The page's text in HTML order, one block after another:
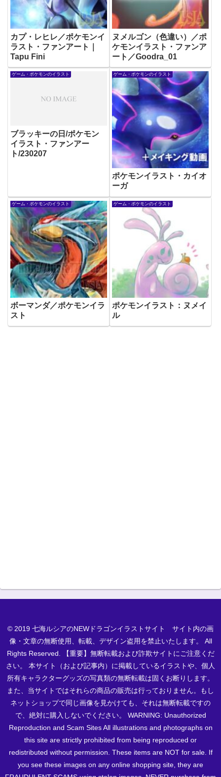
カプ・レヒレ／ポケモンイ
ラスト・ファンアート｜
Tapu Fini
ヌメルゴン（色違い）／ポ
ケモンイラスト・ファンア
ート／Goodra_01
ゲーム・ポケモンのイラスト
ブラッキーの日/ポケモン
イラスト・ファンアー
ト/230207
ゲーム・ポケモンのイラスト
ポケモンイラスト・カイオ
ーガ
ゲーム・ポケモンのイラスト
ボーマンダ／ポケモンイラ
スト
ゲーム・ポケモンのイラスト
ポケモンイラスト：ヌメイ
ル
© 2019 七海ルシアのNEWドラゴンイラストサイト サイト内の画
像・文章の無断使用、転載、デザイン盗用を禁止いたします。 All
Rights Reserved. 【重要】無断転載および詐欺サイトにご注意くだ
さい。 本サイト（および記事内）に掲載しているイラストや、個人
所有キャラクターグッズの写真類の無断転載は固くお断りします。
また、当サイトではそれらの商品の販売は行っておりません。もし
ネットショップで同じ画像を見かけても、それは無断転載ですの
で、絶対に購入しないでください。 WARNING: Unauthorized
Reproduction and Scam Sites All illustrations and photographs on
this site are strictly prohibited from being reproduced or
redistributed without permission. These items are NOT for sale. If
you see these images on any online shopping site, they are